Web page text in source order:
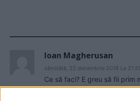
Ioan Magherusan
sâmbătă, 22 decembrie 2018 La
Ce să faci? E greu să fii prim